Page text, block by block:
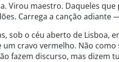
Virou maestro. Daqueles
Carrega a canção
sob o céu aberto de Lisboa,
cravo vermelho. Não
fazem discurso, mas dizem